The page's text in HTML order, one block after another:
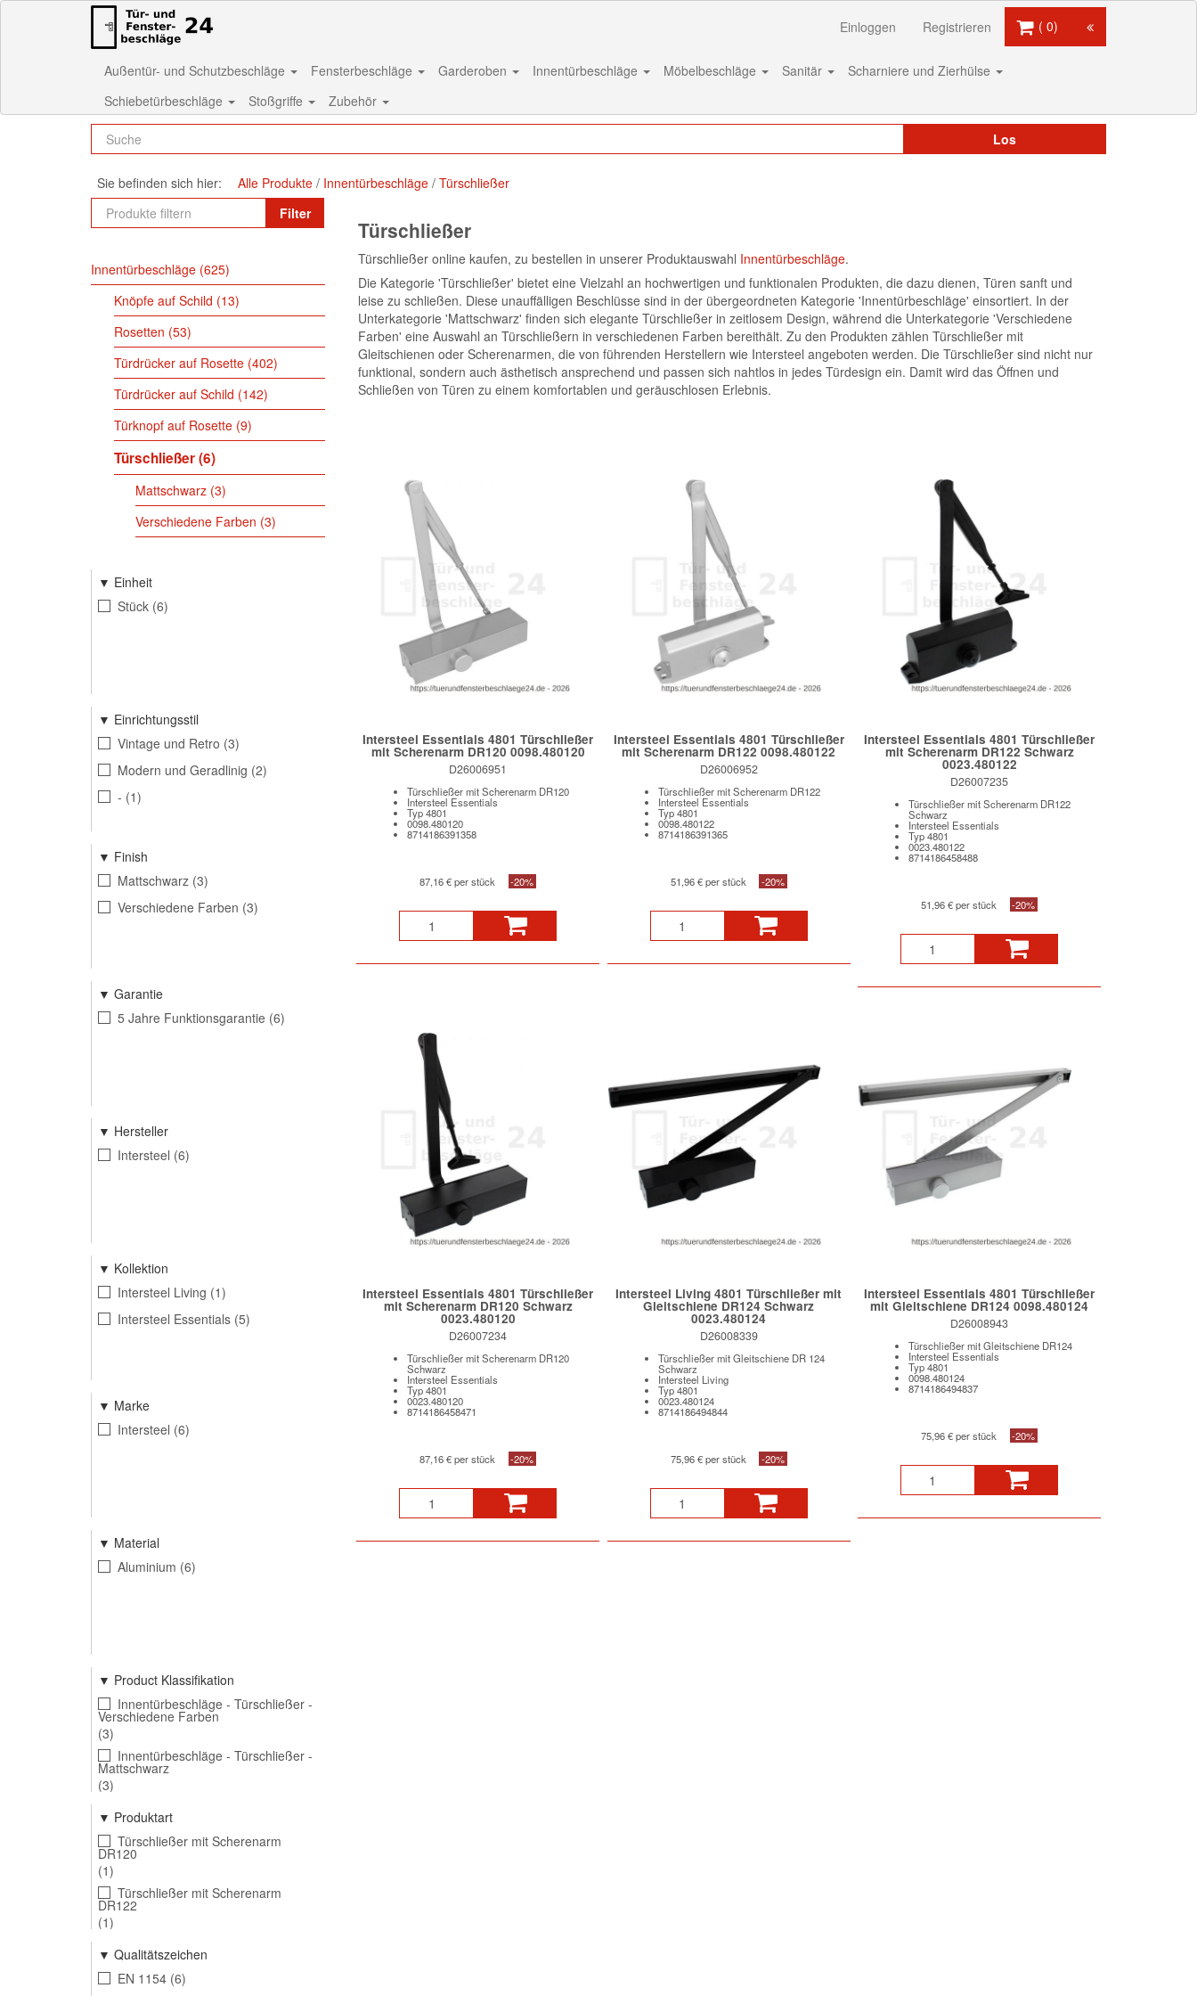
0
Einloggen Registrieren
Außentür- und Schutzbeschläge Fensterbeschläge Garderoben Innentürbeschläge Möbelbeschläge Sanitär
Scharniere und Zierhülse
Schiebetürbeschläge
Stoßgriffe Zubehör
Los
Sie befinden sich hier: Alle Produkte Innentürbeschläge Türschließer
Filter
Innentürbeschläge 625
Knöpfe auf Schild 13
Rosetten 53
Türdrücker auf Rosette 402
Türdrücker auf Schild 142
Türknopf auf Rosette 9
Türschließer 6
Mattschwarz 3
Verschiedene Farben 3
Einheit
Stück 6
Einrichtungsstil
Vintage und Retro 3
Modern und Geradlinig 2
- 1
Finish
Mattschwarz 3
Verschiedene Farben 3
Garantie
5 Jahre Funktionsgarantie 6
Hersteller
Intersteel 6
Kollektion
Intersteel Living 1
Intersteel Essentials 5
Marke
Intersteel 6
Material
Aluminium 6
Product Klassifikation
Innentürbeschläge - Türschließer -
Verschiedene Farben
3
Innentürbeschläge - Türschließer -
Mattschwarz
3
Produktart
Türschließer mit Scherenarm
DR120
1
Türschließer mit Scherenarm
DR122
1
DR122 Schwarz
1
Qualitätszeichen
EN 1154 6
Türschließer
Türschließer online kaufen, zu bestellen in unserer Produktauswahl Innentürbeschläge.
Die Kategorie 'Türschließer' bietet eine Vielzahl an hochwertigen und funktionalen Produkten, die dazu dienen, Türen sanft und
leise zu schließen. Diese unauffälligen Beschlüsse sind in der übergeordneten Kategorie 'Innentürbeschläge' einsortiert. In der
Unterkategorie 'Mattschwarz' finden sich elegante Türschließer in zeitlosem Design, während die Unterkategorie 'Verschiedene
Farben' eine Auswahl an Türschließern in verschiedenen Farben bereithält. Zu den Produkten zählen Türschließer mit
Gleitschienen oder Scherenarmen, die von führenden Herstellern wie Intersteel angeboten werden. Die Türschließer sind nicht nur
funktional, sondern auch ästhetisch ansprechend und passen sich nahtlos in jedes Türdesign ein. Damit wird das Öffnen und
Schließen von Türen zu einem komfortablen und geräuschlosen Erlebnis.
Intersteel Essentials 4801 Türschließer
mit Scherenarm DR120 0098.480120
D26006951
Türschließer mit Scherenarm DR120
Intersteel Essentials
Typ 4801
0098.480120
8714186391358
87,16 € per stück -20%
Intersteel Essentials 4801 Türschließer
mit Scherenarm DR122 0098.480122
D26006952
Türschließer mit Scherenarm DR122
Intersteel Essentials
Typ 4801
0098.480122
8714186391365
51,96 € per stück -20%
Intersteel Essentials 4801 Türschließer
mit Scherenarm DR122 Schwarz
0023.480122
D26007235
Türschließer mit Scherenarm DR122
Schwarz
Intersteel Essentials
Typ 4801
0023.480122
8714186458488
51,96 € per stück -20%
Intersteel Essentials 4801 Türschließer
mit Scherenarm DR120 Schwarz
0023.480120
D26007234
Türschließer mit Scherenarm DR120
Schwarz
Intersteel Essentials
Typ 4801
0023.480120
8714186458471
87,16 € per stück -20%
Intersteel Living 4801 Türschließer mit
Gleitschiene DR124 Schwarz
0023.480124
D26008339
Türschließer mit Gleitschiene DR 124
Schwarz
Intersteel Living
Typ 4801
0023.480124
8714186494844
75,96 € per stück -20%
Intersteel Essentials 4801 Türschließer
mit Gleitschiene DR124 0098.480124
D26008943
Türschließer mit Gleitschiene DR124
Intersteel Essentials
Typ 4801
0098.480124
8714186494837
75,96 € per stück -20%